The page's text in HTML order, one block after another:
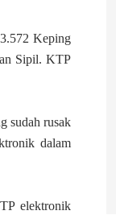
Keping
Sipil. KTP
sudah rusak
dalam
elektronik